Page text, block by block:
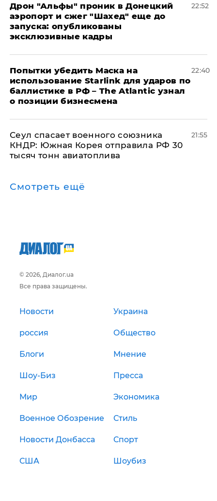
Дрон "Альфы" проник в Донецкий
аэропорт и сжег "Шахед" еще до
запуска: опубликованы
эксклюзивные кадры
22:52
Попытки убедить Маска на
использование Starlink для ударов по
баллистике в РФ – The Atlantic узнал
о позиции бизнесмена
22:40
​Сеул спасает военного союзника
КНДР: Южная Корея отправила РФ 30
тысяч тонн авиатоплива
21:55
Смотреть ещё
© 2026, Диалог.ua
Все права защищены.
Новости Украина
россия Общество
Блоги Мнение
Шоу-Биз Пресса
Мир Экономика
Военное Обозрение Стиль
Новости Донбасса Спорт
США Шоубиз